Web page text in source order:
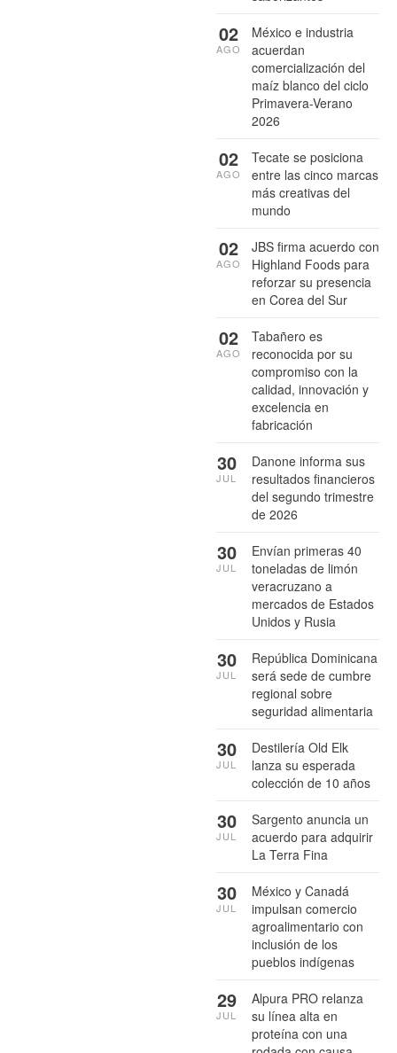
México e industria
acuerdan
comercialización del
maíz blanco del ciclo
Primavera-Verano
2026
02
AGO
Tecate se posiciona
entre las cinco marcas
más creativas del
mundo
02
AGO
JBS firma acuerdo con
Highland Foods para
reforzar su presencia
en Corea del Sur
02
AGO
Tabañero es
reconocida por su
compromiso con la
calidad, innovación y
excelencia en
fabricación
02
AGO
Danone informa sus
resultados financieros
del segundo trimestre
de 2026
30
JUL
Envían primeras 40
toneladas de limón
veracruzano a
mercados de Estados
Unidos y Rusia
30
JUL
República Dominicana
será sede de cumbre
regional sobre
seguridad alimentaria
30
JUL
Destilería Old Elk
lanza su esperada
colección de 10 años
30
JUL
Sargento anuncia un
acuerdo para adquirir
La Terra Fina
30
JUL
México y Canadá
impulsan comercio
agroalimentario con
inclusión de los
pueblos indígenas
30
JUL
Alpura PRO relanza
su línea alta en
proteína con una
29
JUL